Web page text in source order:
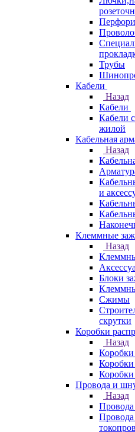
Трубы
Кабели
Назад
Кабели
Кабели
жилой
Кабельная
Назад
и
Клеммные
Назад
Блоки
Сжимы
скрутки
Коробки
Назад
Коробки
Коробки
Коробки
Провода и
Назад